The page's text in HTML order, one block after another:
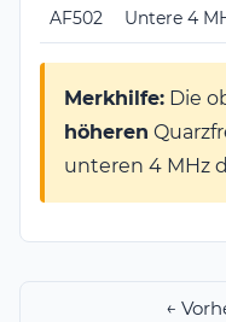
AF502 Untere 4
Merkhilfe: Die
höheren
unteren 4 MHz
←